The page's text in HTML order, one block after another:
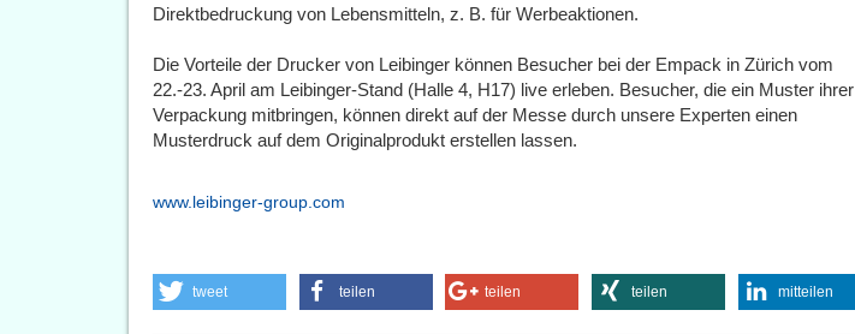
Direktbedruckung von Lebensmitteln, z. B. für Werbeaktionen.
Die Vorteile der Drucker von Leibinger können Besucher bei der Empack in Zürich vom
22.-23. April am Leibinger-Stand (Halle 4, H17) live erleben. Besucher, die ein Muster ihrer
Verpackung mitbringen, können direkt auf der Messe durch unsere Experten einen
Musterdruck auf dem Originalprodukt erstellen lassen.
www.leibinger-group.com
tweet teilen teilen teilen mitteilen